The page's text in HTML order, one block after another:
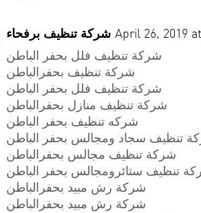
شركة تنظيف برفحاء April 26, 2019
شركة تنظيف فلل بحفر الباطن
شركة تنظيف بحفرالباطن
شركة تنظيف فلل بحفر الباطن
شركة تنظيف منازل بحفرالباطن
شركه تنظيف بحفر الباطن
تنظيف سجاد ومجالس بحفر الباطن
شركة تنظيف مجالس بحفرالباطن
تنظيف ستائرومجالس بحفر الباطن
شركة رش مبيد بحفرالباطن
شركة رش مبيد بحفرالباطن